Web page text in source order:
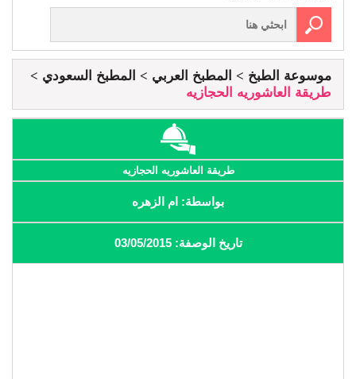
موسوعة الطبخ المطبخ العربي
المطبخ السعودي
طريقة العاشوريه الحجازيه
طريقة العاشوريه الحجازيه
بواسطة: ام الزهره
تاريخ الوصفة: 03/05/2015